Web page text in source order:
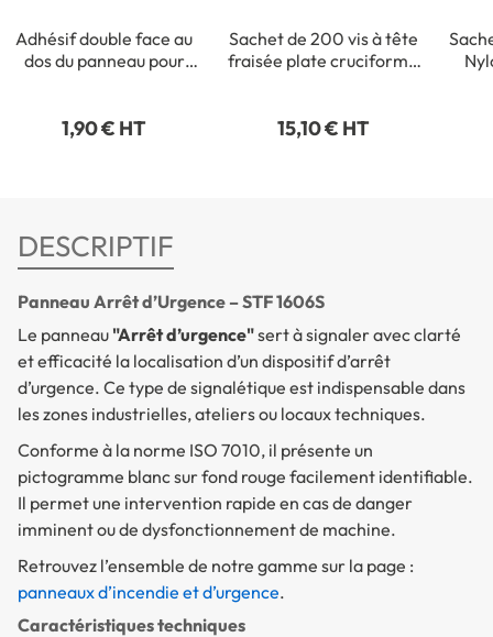
Adhésif double face au
dos du panneau pour
1,90 € HT
Sachet de 200 vis à tête
fraisée plate cruciforme
15,10 € HT
DESCRIPTIF
Panneau Arrêt d’Urgence – STF 1606S
Le panneau "Arrêt d’urgence"sert à signaler avec clarté
et efficacité la localisation d’un dispositif d’arrêt
d’urgence. Ce type de signalétique est indispensable dans
les zones industrielles, ateliers ou locaux techniques.
Conforme à la norme ISO 7010, il présente un
pictogramme blanc sur fond rouge facilement identifiable.
Il permet une intervention rapide en cas de danger
imminent ou de dysfonctionnement de machine.
Retrouvez l’ensemble de notre gamme sur la page :
panneaux d’incendie et d’urgence.
Caractéristiques techniques